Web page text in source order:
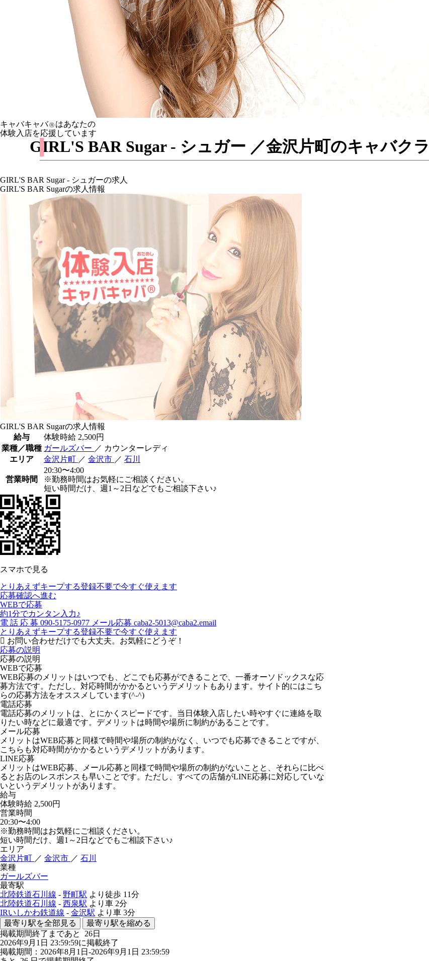
キャバキャバⓇ はあなたの
体験入店を応援しています
GIRL'S BAR Sugar - シュガー ／金沢片町のキャバク
GIRL'S BAR Sugar - シュガーの求人
GIRL'S BAR Sugarの求人情報
GIRL'S BAR Sugarの求人情報
給与
体験時給 2,500円
業種／職種 ガールズバー ／ カウンターレディ
エリア
金沢片町 ／ 金沢市 ／ 石川
営業時間
20:30〜4:00
※勤務時間はお気軽にご相談ください。
短い時間だけ、週1～2日などでもご相談下さい♪
スマホで見る
とりあえずキープする登録不要で今すぐ使えます
応募確認へ進む
WEBで応募
約1分でカンタン入力♪
電 話 応 募 090-5175-0977 メール応募 caba2-5013@caba2.email
とりあえずキープする登録不要で今すぐ使えます
お問い合わせだけでも大丈夫。お気軽にどうぞ！
応募の説明
応募の説明
WEBで応募
WEB応募のメリットはいつでも、どこでも応募ができることで、一番オーソドックスな応
募方法です。ただし、対応時間がかかるというデメリットもあります。サイト的にはこち
らの応募方法をオススメしています(^-^)
電話応募
電話応募のメリットは、とにかくスピードです。当日体験入店したい時やすぐに連絡を取
りたい時などに最適です。デメリットは時間や場所に制約があることです。
メール応募
メリットはWEB応募と同様で時間や場所の制約がなく、いつでも応募できることですが、
こちらも対応時間がかかるというデメリットがあります。
LINE応募
メリットはWEB応募、メール応募と同様で時間や場所の制約がないことと、それらに比べ
るとお店のレスポンスも早いことです。ただし、すべての店舗がLINE応募に対応していな
いというデメリットがあります。
給与
体験時給 2,500円
営業時間
20:30〜4:00
※勤務時間はお気軽にご相談ください。
短い時間だけ、週1～2日などでもご相談下さい♪
エリア
金沢片町 ／ 金沢市 ／ 石川
業種
ガールズバー
最寄駅
北陸鉄道石川線 - 野町駅 より徒歩 11分
北陸鉄道石川線 - 西泉駅 より車 2分
IRいしかわ鉄道線 - 金沢駅 より車 3分
最寄り駅を全部見る
最寄り駅を縮める
掲載期間終了まであと 26日
2026年9月1日 23:59:59に掲載終了
掲載期間：2026年8月1日-2026年9月1日 23:59:59